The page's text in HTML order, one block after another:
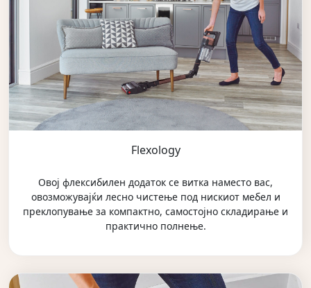
Flexology
Овој флексибилен додаток се витка наместо вас,
овозможувајќи лесно чистење под нискиот мебел и
преклопување за компактно, самостојно складирање и
практично полнење.